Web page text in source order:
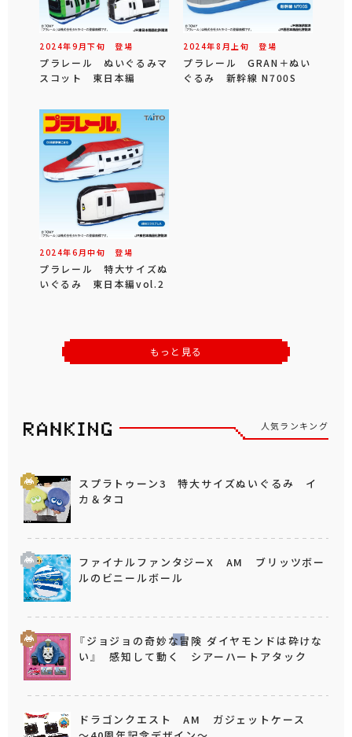
2024年9 月下旬 登場
プラレール ぬいぐるみマ
スコット 東日本編
2024年8 月 上旬 登場
プラレール GRAN＋ぬい
ぐるみ 新幹線 N700S
2024年6 月中旬 登場
プラレール 特大サイズぬ
いぐるみ 東日本編vol.2
もっと見る
人気ランキング
スプラトゥーン3 特大サイズぬいぐるみ イ
カ＆タコ
ファイナルファンタジーX AM ブリッツボー
ルのビニールボール
『ジョジョの奇妙な冒険 ダイヤモンドは砕けな
い』 感知して動く シアーハートアタック
ドラゴンクエスト AM ガジェットケース